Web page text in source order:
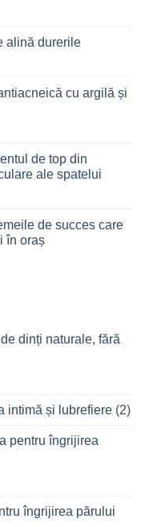
alină durerile
cu argilă și
de top din
ale spatelui
de succes care
în oraș
dinți naturale, fără
intimă și lubrefiere (2)
pentru îngrijirea
îngrijirea părului